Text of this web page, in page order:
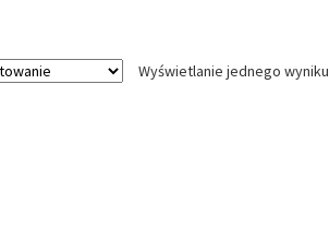
Wyświetlanie jednego wyniku